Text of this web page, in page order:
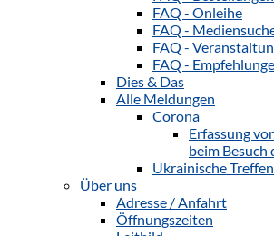
FAQ - Onleihe
FAQ -
FAQ -
FAQ -
Dies & Das
Alle Meldungen
Corona
Erfassung
beim
Ukrainische Treffen
Über uns
Adresse / Anfahrt
Öffnungszeiten